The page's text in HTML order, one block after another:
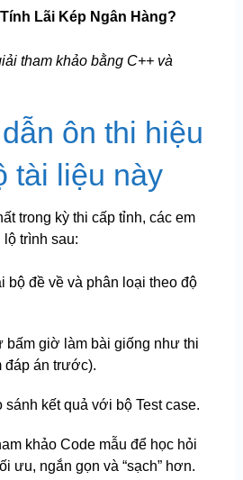
Lãi Kép Ngân Hàng?
tham khảo bằng C++ và
ôn thi hiệu
tài liệu này
trong kỳ thi cấp tỉnh, các em
lộ trình sau:
bộ đề về và phân loại theo độ
bấm giờ làm bài giống như thi
đáp án trước).
sánh kết quả với bộ Test case.
khảo Code mẫu để học hỏi
ưu, ngắn gọn và “sạch” hơn.